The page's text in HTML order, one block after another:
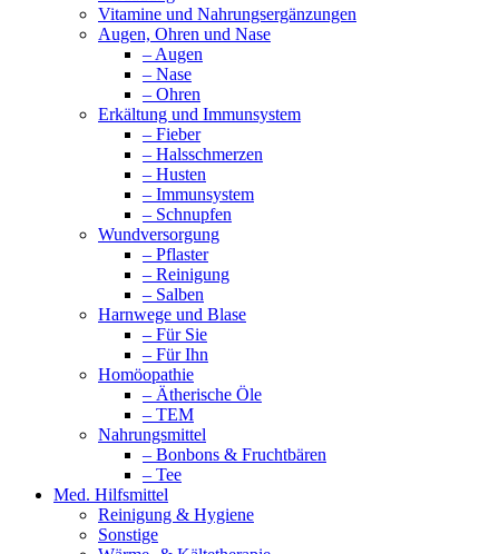
Vitamine und Nahrungsergänzungen
Augen, Ohren und Nase
– Augen
– Nase
– Ohren
Erkältung und Immunsystem
– Fieber
– Halsschmerzen
– Husten
– Immunsystem
– Schnupfen
Wundversorgung
– Pflaster
– Reinigung
– Salben
Harnwege und Blase
– Für Sie
– Für Ihn
Homöopathie
– Ätherische Öle
– TEM
Nahrungsmittel
– Bonbons & Fruchtbären
– Tee
Med. Hilfsmittel
Reinigung & Hygiene
Sonstige